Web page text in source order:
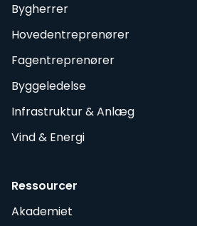
Bygherrer
Hovedentreprenører
Fagentreprenører
Byggeledelse
Infrastruktur & Anlæg
Vind & Energi
Ressourcer
Akademiet